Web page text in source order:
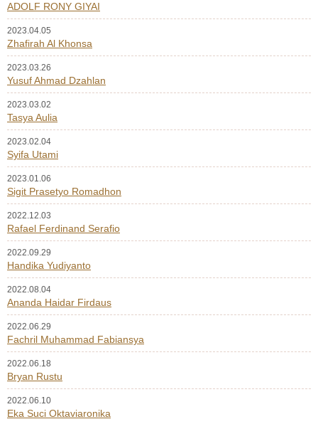
ADOLF RONY GIYAI
2023.04.05
Zhafirah Al Khonsa
2023.03.26
Yusuf Ahmad Dzahlan
2023.03.02
Tasya Aulia
2023.02.04
Syifa Utami
2023.01.06
Sigit Prasetyo Romadhon
2022.12.03
Rafael Ferdinand Serafio
2022.09.29
Handika Yudiyanto
2022.08.04
Ananda Haidar Firdaus
2022.06.29
Fachril Muhammad Fabiansya
2022.06.18
Bryan Rustu
2022.06.10
Eka Suci Oktaviaronika